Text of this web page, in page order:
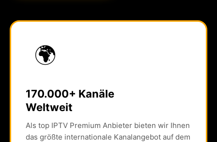
🌍
170.000+ Kanäle
Weltweit
Als top IPTV Premium Anbieter bieten wir Ihnen
das größte internationale Kanalangebot auf dem